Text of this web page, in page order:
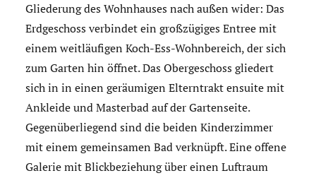
Gliederung des Wohnhauses nach außen wider: Das
Erdgeschoss verbindet ein großzügiges Entree mit
einem weitläufigen Koch-Ess-Wohnbereich, der sich
zum Garten hin öffnet. Das Obergeschoss gliedert
sich in in einen geräumigen Elterntrakt ensuite mit
Ankleide und Masterbad auf der Gartenseite.
Gegenüberliegend sind die beiden Kinderzimmer
mit einem gemeinsamen Bad verknüpft. Eine offene
Galerie mit Blickbeziehung über einen Luftraum